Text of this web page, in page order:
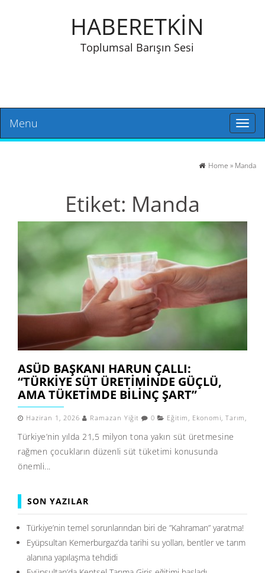
HABERETKİN
Toplumsal Barışın Sesi
Toggle
Menu
Home » Manda
Etiket: Manda
ASÜD BAŞKANI HARUN ÇALLI:
“TÜRKIYE SÜT ÜRETIMINDE GÜÇLÜ,
AMA TÜKETIMDE BILINÇ ŞART”
Haziran 1, 2026 Ramazan Yiğit 0 Eğitim Ekonomi Tarım
Türkiye’nin yılda 21,5 milyon tona yakın süt üretmesine
rağmen çocukların düzenli süt tüketimi konusunda
önemli...
SON YAZILAR
Türkiye’nin temel sorunlarından biri de ”Kahraman” yaratma!
Eyüpsultan Kemerburgaz’da tarihi su yolları, bentler ve tarım
alanına yapılaşma tehdidi